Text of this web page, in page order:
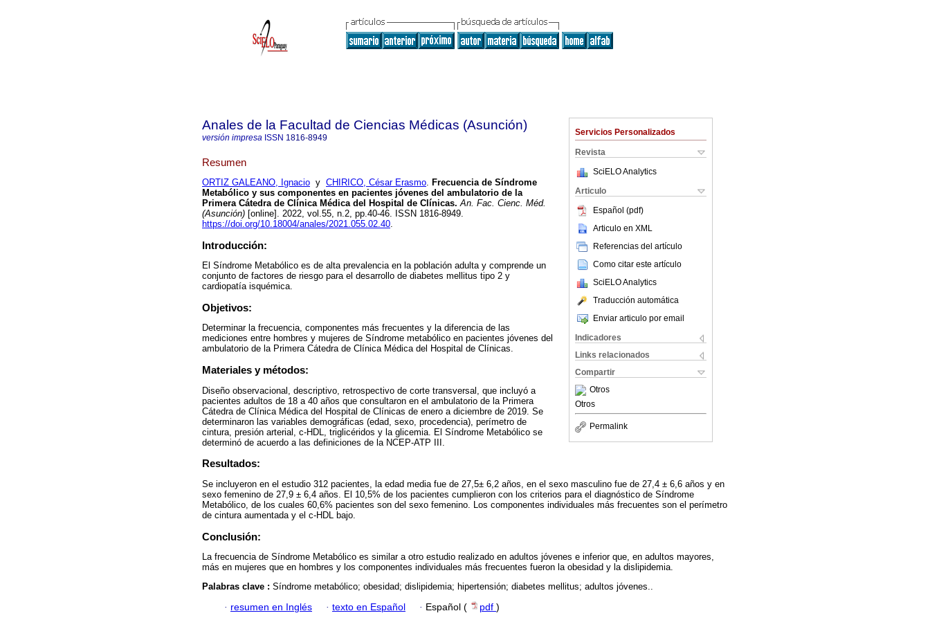
Servicios Personalizados
Revista
SciELO Analytics
Articulo
Español (pdf)
Articulo en XML
Referencias del artículo
Como citar este artículo
SciELO Analytics
Traducción automática
Enviar articulo por email
Indicadores
Links relacionados
Compartir
Otros
Otros
Permalink
Anales de la Facultad de Ciencias Médicas (Asunción)
versión impresa ISSN 1816-8949
Resumen
ORTIZ GALEANO, Ignacio y CHIRICO, César Erasmo. Frecuencia de Síndrome
Metabólico y sus componentes en pacientes jóvenes del ambulatorio de la
Primera Cátedra de Clínica Médica del Hospital de Clínicas. An. Fac. Cienc. Méd.
(Asunción) [online]. 2022, vol.55, n.2, pp.40-46. ISSN 1816-8949.
https://doi.org/10.18004/anales/2021.055.02.40.
Introducción:
El Síndrome Metabólico es de alta prevalencia en la población adulta y comprende un
conjunto de factores de riesgo para el desarrollo de diabetes mellitus tipo 2 y
cardiopatía isquémica.
Objetivos:
Determinar la frecuencia, componentes más frecuentes y la diferencia de las
mediciones entre hombres y mujeres de Síndrome metabólico en pacientes jóvenes del
ambulatorio de la Primera Cátedra de Clínica Médica del Hospital de Clínicas.
Materiales y métodos:
Diseño observacional, descriptivo, retrospectivo de corte transversal, que incluyó a
pacientes adultos de 18 a 40 años que consultaron en el ambulatorio de la Primera
Cátedra de Clínica Médica del Hospital de Clínicas de enero a diciembre de 2019. Se
determinaron las variables demográficas (edad, sexo, procedencia), perímetro de
cintura, presión arterial, c-HDL, triglicéridos y la glicemia. El Síndrome Metabólico se
determinó de acuerdo a las definiciones de la NCEP-ATP III.
Resultados:
Se incluyeron en el estudio 312 pacientes, la edad media fue de 27,5± 6,2 años, en el sexo masculino fue de 27,4 ± 6,6 años y en
sexo femenino de 27,9 ± 6,4 años. El 10,5% de los pacientes cumplieron con los criterios para el diagnóstico de Síndrome
Metabólico, de los cuales 60,6% pacientes son del sexo femenino. Los componentes individuales más frecuentes son el perímetro
de cintura aumentada y el c-HDL bajo.
Conclusión:
La frecuencia de Síndrome Metabólico es similar a otro estudio realizado en adultos jóvenes e inferior que, en adultos mayores,
más en mujeres que en hombres y los componentes individuales más frecuentes fueron la obesidad y la dislipidemia.
Palabras clave : Síndrome metabólico; obesidad; dislipidemia; hipertensión; diabetes mellitus; adultos jóvenes..
· resumen en Inglés · texto en Español · Español ( pdf )